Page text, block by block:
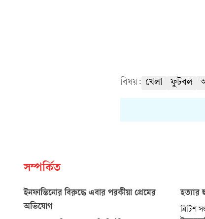
বিষয়: খেলা ফুটবল
সম্পর্কিত
ইনফান্তিনোর বিরুদ্ধে এবার পরকীয়া প্রেমের
অভিযোগ
হত্যার
ব্রিটিশ